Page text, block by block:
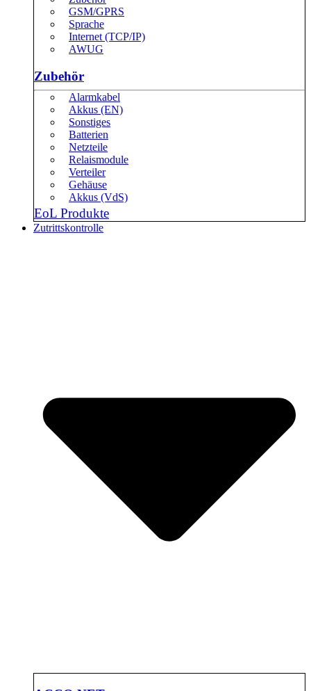
GSM/GPRS
Sprache
Internet (TCP/IP)
AWUG
Zubehör
Alarmkabel
Akkus (EN)
Sonstiges
Batterien
Netzteile
Relaismodule
Verteiler
Gehäuse
Akkus (VdS)
EoL Produkte
Zutrittskontrolle